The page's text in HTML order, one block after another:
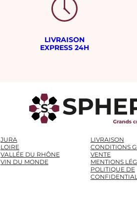
LIVRAISON
EXPRESS 24H
JURA
LOIRE
VALLÉE DU RHÔNE
VIN DU MONDE
LIVRAISON
CONDITIONS
VENTE
MENTIONS
POLITIQUE DE